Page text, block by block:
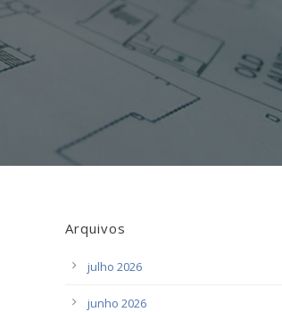
Arquivos
julho 2026
junho 2026